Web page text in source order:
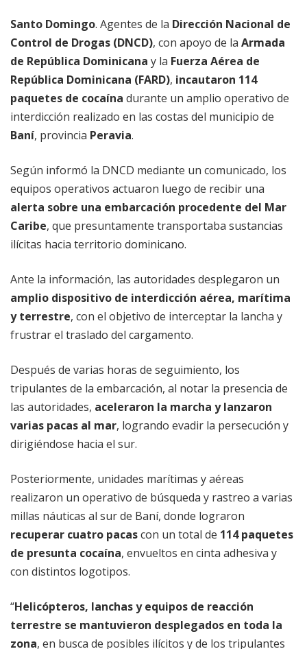
Santo Domingo. Agentes de la Dirección Nacional de
Control de Drogas (DNCD), con apoyo de la Armada
de República Dominicana y la Fuerza Aérea de
República Dominicana (FARD), incautaron 114
paquetes de cocaína durante un amplio operativo de
interdicción realizado en las costas del municipio de
Baní, provincia Peravia.
Según informó la DNCD mediante un comunicado, los
equipos operativos actuaron luego de recibir una
alerta sobre una embarcación procedente del Mar
Caribe, que presuntamente transportaba sustancias
ilícitas hacia territorio dominicano.
Ante la información, las autoridades desplegaron un
amplio dispositivo de interdicción aérea, marítima
y terrestre, con el objetivo de interceptar la lancha y
frustrar el traslado del cargamento.
Después de varias horas de seguimiento, los
tripulantes de la embarcación, al notar la presencia de
las autoridades, aceleraron la marcha y lanzaron
varias pacas al mar, logrando evadir la persecución y
dirigiéndose hacia el sur.
Posteriormente, unidades marítimas y aéreas
realizaron un operativo de búsqueda y rastreo a varias
millas náuticas al sur de Baní, donde lograron
recuperar cuatro pacascon un total de 114 paquetes
de presunta cocaína, envueltos en cinta adhesiva y
con distintos logotipos.
“Helicópteros, lanchas y equipos de reacción
terrestre se mantuvieron desplegados en toda la
zona, en busca de posibles ilícitos y de los tripulantes